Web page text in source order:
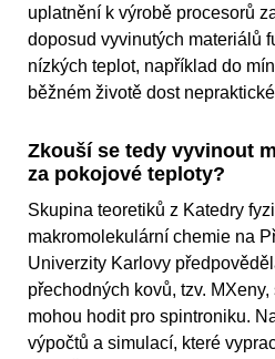
uplatnění k výrobě procesorů
doposud vyvinutých materiálů
nízkých teplot, například do
běžném životě dost
Zkouší se tedy vyvinout
za pokojové teploty?
Skupina teoretiků z Katedry
makromolekulární chemie na
Univerzity Karlovy
přechodných kovů, tzv.
mohou hodit pro spintroniku.
výpočtů a simulací, které